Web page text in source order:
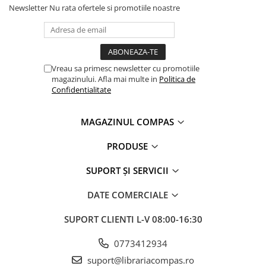
Clasici români și universali
Literatură modernă și
contemporană
Young adult
Science-fiction și fantasy
Dezvoltare personală și non-
Biografii și memorii
Sănătate și stil de viață
Newsletter Nu rata ofertele si promotiile noastre
Vreau sa primesc newsletter cu promotiile
magazinului. Afla mai multe in Politica de
Confidentialitate
MAGAZINUL COMPAS
PRODUSE
SUPORT ȘI SERVICII
DATE COMERCIALE
SUPORT CLIENTI L-V 08:00-16:30
0773412934
suport@librariacompas.ro